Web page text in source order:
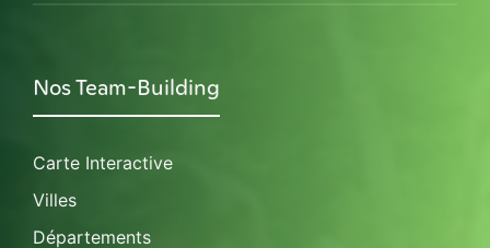
Nos Team-Building
Carte Interactive
Villes
Départements